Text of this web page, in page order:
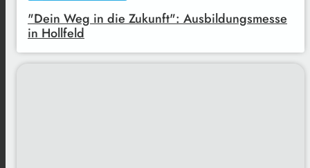
"Dein Weg in die Zukunft": Ausbildungsmesse
in Hollfeld